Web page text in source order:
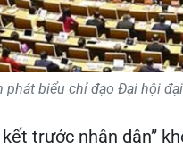
phát biểu chỉ đạo Đại hội
trước nhân dân”